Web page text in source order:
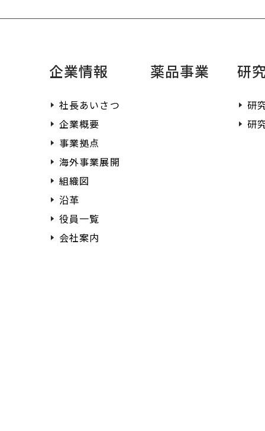
企業情報
社長あいさつ
企業概要
事業拠点
海外事業展開
組織図
沿革
役員一覧
会社案内
薬品事業 研
研
研